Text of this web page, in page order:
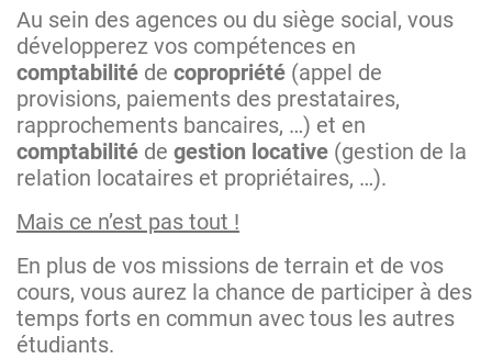
Au sein des agences ou du siège social, vous
développerez vos compétences en
comptabilité de copropriété (appel de
provisions, paiements des prestataires,
rapprochements bancaires, …) et en
comptabilité de gestion locative (gestion de la
relation locataires et propriétaires, …).
Mais ce n’est pas tout !
En plus de vos missions de terrain et de vos
cours, vous aurez la chance de participer à des
temps forts en commun avec tous les autres
étudiants.